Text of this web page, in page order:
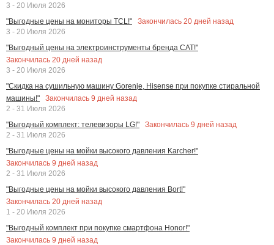
3 - 20 Июля 2026
"Выгодные цены на мониторы TCL!"
Закончилась 20 дней назад
3 - 20 Июля 2026
"Выгодный цены на электроинструменты бренда CAT!"
Закончилась 20 дней назад
3 - 20 Июля 2026
"Скидка на сушильную машину Gorenje, Hisense при покупке стиральной
машины!"
Закончилась 9 дней назад
2 - 31 Июля 2026
"Выгодный комплект: телевизоры LG!"
Закончилась 9 дней назад
2 - 31 Июля 2026
"Выгодные цены на мойки высокого давления Karcher!"
Закончилась 9 дней назад
2 - 31 Июля 2026
"Выгодные цены на мойки высокого давления Bort!"
Закончилась 20 дней назад
1 - 20 Июля 2026
"Выгодный комплект при покупке смартфона Honor!"
Закончилась 9 дней назад